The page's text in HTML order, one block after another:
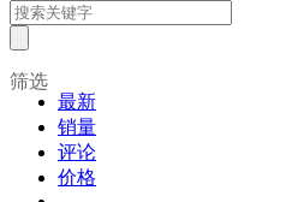
筛选
最新
销量
评论
价格